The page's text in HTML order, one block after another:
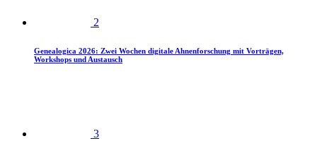
2
Genealogica 2026: Zwei Wochen digitale Ahnenforschung mit Vorträgen,
Workshops und Austausch
3